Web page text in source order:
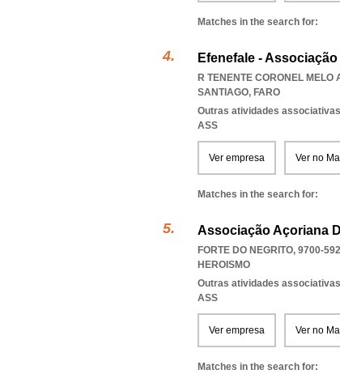
Matches in the search for:
Efenefale -
R TENENTE CORONEL MELO
SANTIAGO, FARO
Outras atividades
ASS
Ver empresa Ver no
Matches in the search for:
Associação Açoriana
FORTE DO NEGRITO, 9700-592
HEROISMO
Outras atividades
ASS
Ver empresa Ver no
Matches in the search for: